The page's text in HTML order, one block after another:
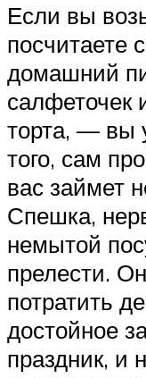
Если вы
посчитаете
домашний
салфеточек
торта, — вы
того, сам
вас займет
Спешка,
немытой
прелести.
потратить
достойное
праздник, и